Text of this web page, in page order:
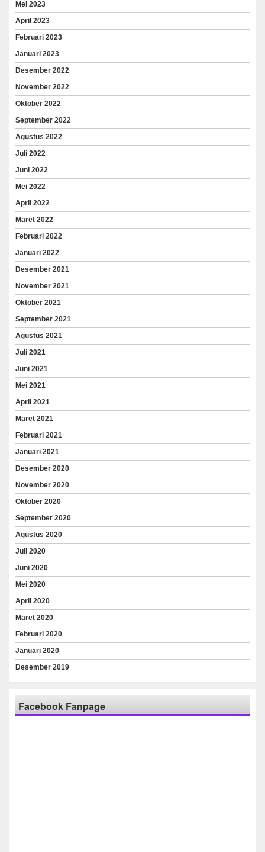
Mei 2023
April 2023
Februari 2023
Januari 2023
Desember 2022
November 2022
Oktober 2022
September 2022
Agustus 2022
Juli 2022
Juni 2022
Mei 2022
April 2022
Maret 2022
Februari 2022
Januari 2022
Desember 2021
November 2021
Oktober 2021
September 2021
Agustus 2021
Juli 2021
Juni 2021
Mei 2021
April 2021
Maret 2021
Februari 2021
Januari 2021
Desember 2020
November 2020
Oktober 2020
September 2020
Agustus 2020
Juli 2020
Juni 2020
Mei 2020
April 2020
Maret 2020
Februari 2020
Januari 2020
Desember 2019
Facebook Fanpage